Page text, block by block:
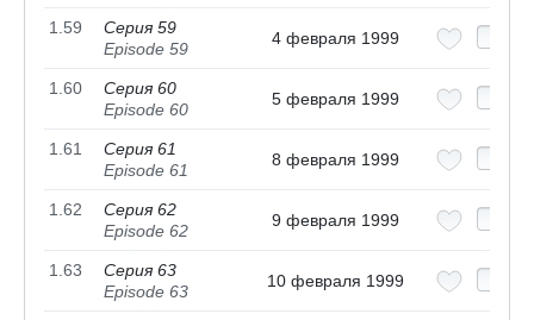
1.59
Серия 59
Episode 59
4 февраля 1999
1.60
Серия 60
Episode 60
5 февраля 1999
1.61
Серия 61
Episode 61
8 февраля 1999
1.62
Серия 62
Episode 62
9 февраля 1999
1.63
Серия 63
Episode 63
10 февраля 1999